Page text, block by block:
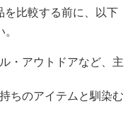
を比較する前に、以下
・アウトドアなど、主
持ちのアイテムと馴染む